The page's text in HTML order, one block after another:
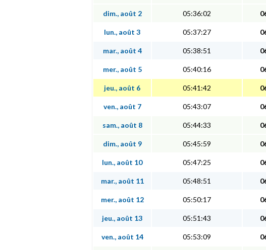
dim., août 2 05:36:02
lun., août 3 05:37:27
mar., août 4 05:38:51
mer., août 5 05:40:16
jeu., août 6 05:41:42
ven., août 7 05:43:07
sam., août 8 05:44:33
dim., août 9 05:45:59
lun., août 10 05:47:25
mar., août 11 05:48:51
mer., août 12 05:50:17
jeu., août 13 05:51:43
ven., août 14 05:53:09